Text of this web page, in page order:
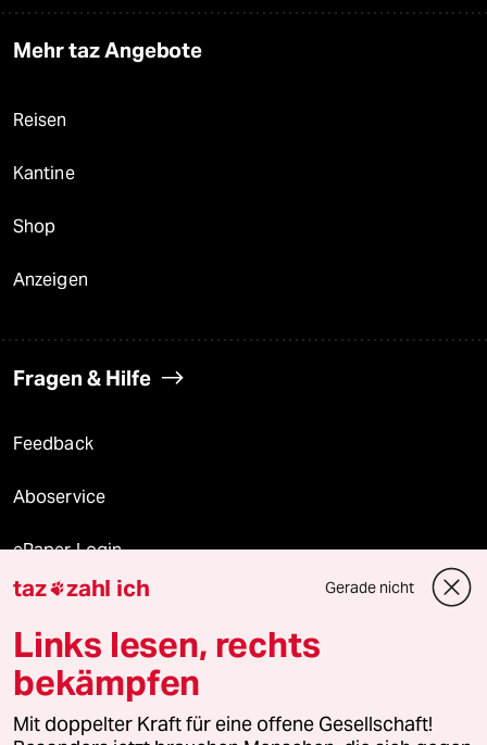
Mehr taz Angebote
Reisen
Kantine
Shop
Anzeigen
Fragen & Hilfe
Feedback
Aboservice
ePaper Login
Downloads für Abonnierende
© 2026 taz Verlags und Vertriebs GmbH
Alle Rechte vorbehalten. Bei rechtlichen Fragen oder für Genehmigungen
wenden Sie sich bitte an lizenzen@taz.de
taz zahl ich Gerade nicht
Links lesen, rechts
bekämpfen
Mit doppelter Kraft für eine offene Gesellschaft!